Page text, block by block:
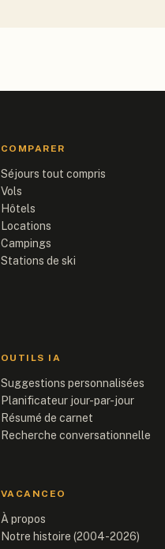
COMPARER
Séjours tout compris
Vols
Hôtels
Locations
Campings
Stations de ski
OUTILS IA
Suggestions personnalisées
Planificateur jour-par-jour
Résumé de carnet
Recherche conversationnelle
VACANCEO
À propos
Notre histoire (2004-2026)